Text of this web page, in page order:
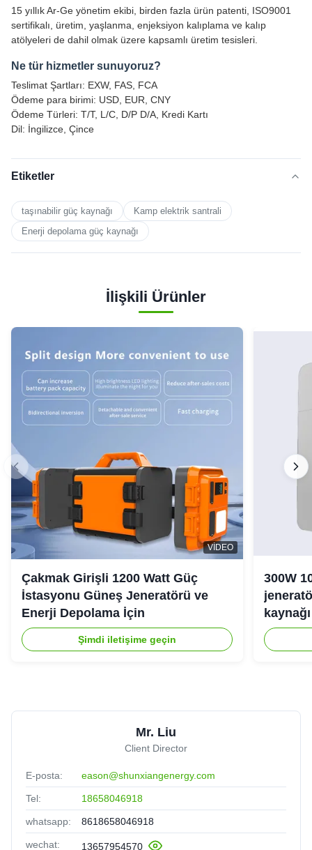
15 yıllık Ar-Ge yönetim ekibi, birden fazla ürün patenti, ISO9001
sertifikalı, üretim, yaşlanma, enjeksiyon kalıplama ve kalıp
atölyeleri de dahil olmak üzere kapsamlı üretim tesisleri.
Ne tür hizmetler sunuyoruz?
Teslimat Şartları: EXW, FAS, FCA
Ödeme para birimi: USD, EUR, CNY
Ödeme Türleri: T/T, L/C, D/P D/A, Kredi Kartı
Dil: İngilizce, Çince
Etiketler
taşınabilir güç kaynağı
Kamp elektrik santrali
Enerji depolama güç kaynağı
İlişkili Ürünler
VIDEO
Çakmak Girişli 1200 Watt Güç
İstasyonu Güneş Jeneratörü ve
Enerji Depolama İçin
Şimdi iletişime geçin
300W
Mr. Liu
Client Director
E-posta: eason@shunxiangenergy.com
Tel: 18658046918
whatsapp: 8618658046918
wechat: 13657954570